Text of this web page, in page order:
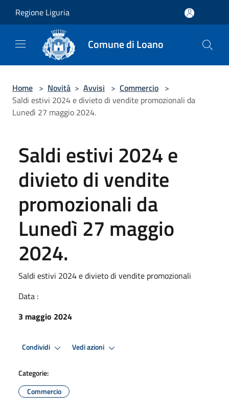
Regione Liguria
Comune di Loano
Home > Novità > Avvisi > Commercio >
Saldi estivi 2024 e divieto di vendite promozionali da
Lunedì 27 maggio 2024.
Saldi estivi 2024 e
divieto di vendite
promozionali da
Lunedì 27 maggio
2024.
Saldi estivi 2024 e divieto di vendite promozionali
Data :
3 maggio 2024
Condividi Vedi azioni
Categorie:
Commercio